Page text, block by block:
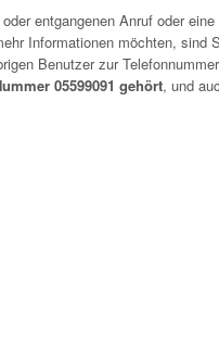
entgangenen Anruf oder
Informationen möchten,
Benutzer zur Telefonnummer
05599091 gehört, und